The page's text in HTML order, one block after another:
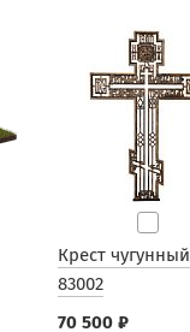
Крест чугунный
83002
70 500 ₽